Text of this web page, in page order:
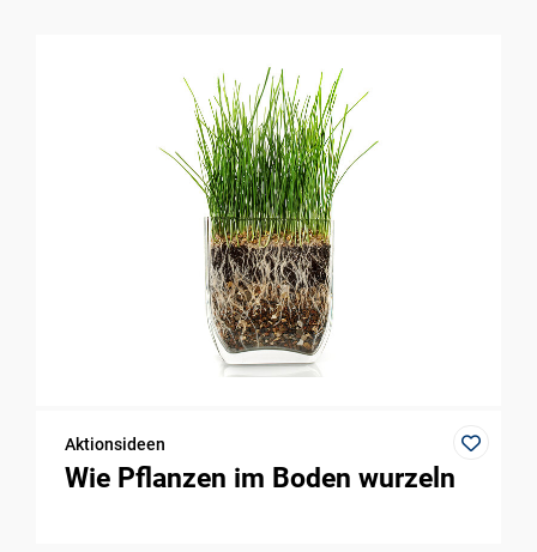
Aktionsideen
Wie Pflanzen im Boden wurzeln